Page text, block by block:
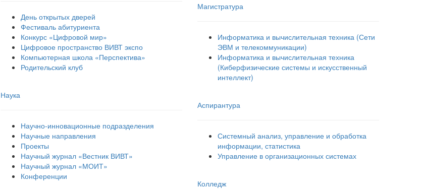
День открытых дверей
Фестиваль абитуриента
Конкурс «Цифровой мир»
Цифровое пространство ВИВТ экспо
Компьютерная школа «Перспектива»
Родительский клуб
Наука
Научно-инновационные подразделения
Научные направления
Проекты
Научный журнал «Вестник ВИВТ»
Научный журнал «МОИТ»
Конференции
Магистратура
Информатика и вычислительная техника (Сети
ЭВМ и телекоммуникации)
Информатика и вычислительная техника
(Киберфизические системы и искусственный
интеллект)
Аспирантура
Системный анализ, управление и обработка
информации, статистика
Управление в организационных системах
Колледж